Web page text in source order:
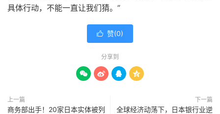
具体行动，不能一直让我们猜。”
 赞(0)
分享到
   
上一篇
商务部出手！20家日本实体被列
下一篇
全球经济动荡下，日本银行业逆